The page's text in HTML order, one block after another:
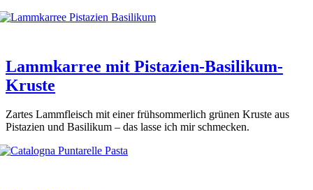
Lammkarree mit Pistazien-Basilikum-
Kruste
Zar­tes Lamm­fleisch mit einer früh­som­mer­lich grü­nen Krus­te aus
Pis­ta­zi­en und Basi­li­kum – das las­se ich mir schme­cken.